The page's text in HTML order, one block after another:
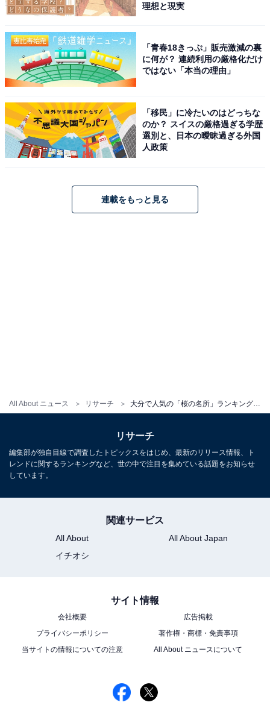
All About ニュース リサーチ
1
理想と現実
「青春18きっぷ」販売激減の裏
に何が？ 連続利用の厳格化だけ
ではない「本当の理由」
「移民」に冷たいのはどっちな
のか？ スイスの厳格過ぎる学歴
選別と、日本の曖昧過ぎる外国
人政策
連載をもっと見る
リサーチ
編集部が独自目線で調査したトピックスをはじめ、最新のリリース情報、ト
レンドに関するランキングなど、世の中で注目を集めている話題をお知らせ
しています。
関連サービス
All About
All About Japan
イチオシ
サイト情報
会社概要
広告掲載
プライバシーポリシー
著作権・商標・免責事項
当サイトの情報についての注意
All About ニュースについて